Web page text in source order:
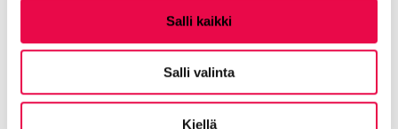
Salli kaikki
Salli valinta
Kiellä
hyvinvointipalveluiden
vuoden 2025 tilastoja